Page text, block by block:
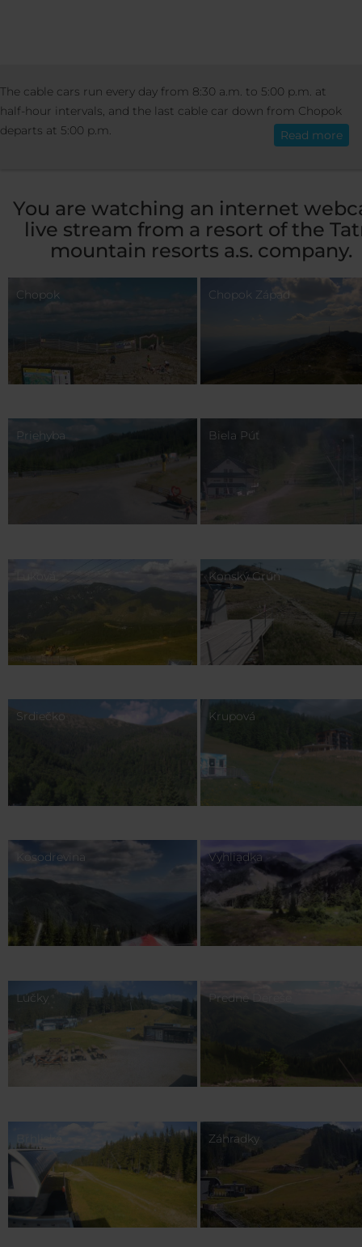
English
RESORT INFO
You are watching an internet
live stream from a resort of the
mountain resorts a.s. company.
Chopok Chopok Západ
Priehyba Biela Púť
Konský Grúň
Srdiečko Krupová
Kosodrevina Vyhliadka
Lúčky Predné Dereše
Záhradky
The cable cars run every day from 8:30 a.m. to 5:00 p.m. at
half-hour intervals, and the last cable car down from Chopok
departs at 5:00 p.m.
Read more